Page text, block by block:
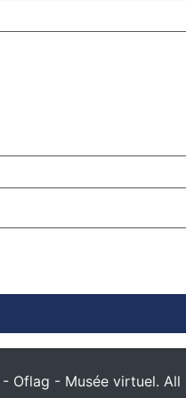
Oflag - Musée virtuel. All